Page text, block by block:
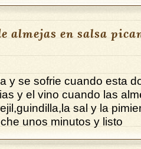
almejas en salsa
y se sofrie cuando esta
y el vino cuando las
sal y la
unos minutos y listo